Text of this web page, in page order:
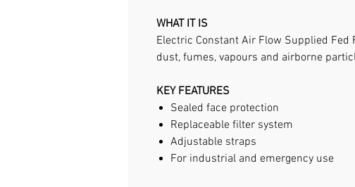
WHAT IT IS
Electric Constant Air Flow Supplied
dust, fumes, vapours and airborne
KEY FEATURES
Sealed face protection
Replaceable filter system
Adjustable straps
For industrial and emergency use